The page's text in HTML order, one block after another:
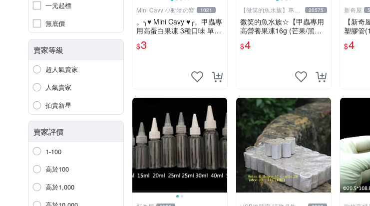
一元起標
無底價
賣家等級
超人氣賣家
人氣賣家
拍賣新星
賣家評價
1-100
高於100
高於1,000
Mini Cavy 小動物の窩 1021
。╮♥ Mini Cavy ♥╭。甲蟲專
用高蛋白果凍 3種口味 單顆
(蜜袋鼯可)
$3
【微笑的魚水族】專業
水族器材
20575
微笑的魚水族☆【甲蟲專用
高營養果凍16g (芒果/黑蜜/
乳酸.優格)】鍬形蟲.獨角仙.
大兜蟲...
$4
新奇屋
【新奇
塑膠管
$4